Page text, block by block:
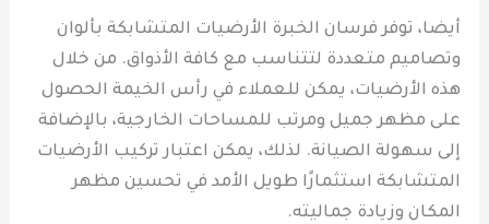
أيضا، توفر فرسان الخبرة الأرضيات المتشابكة بألوان
وتصاميم متعددة لتتناسب مع كافة الأذواق. من خلال
هذه الأرضيات، يمكن للعملاء في رأس الخيمة الحصول
على مظهر جميل ومرتب للمساحات الخارجية، بالإضافة
إلى سهولة الصيانة. لذلك، يمكن اعتبار تركيب الأرضيات
المتشابكة استثمارًا طويل الأمد في تحسين مظهر
المكان وزيادة جماليته.